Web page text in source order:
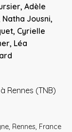
Rennes, France
Adèle
Jousni,
Cyrielle
Léa
Rennes (TNB)